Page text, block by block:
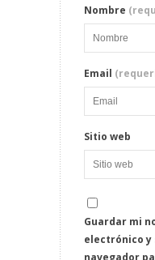
Nombre
Email
Sitio web
Guardar mi
electrónico y
navegador